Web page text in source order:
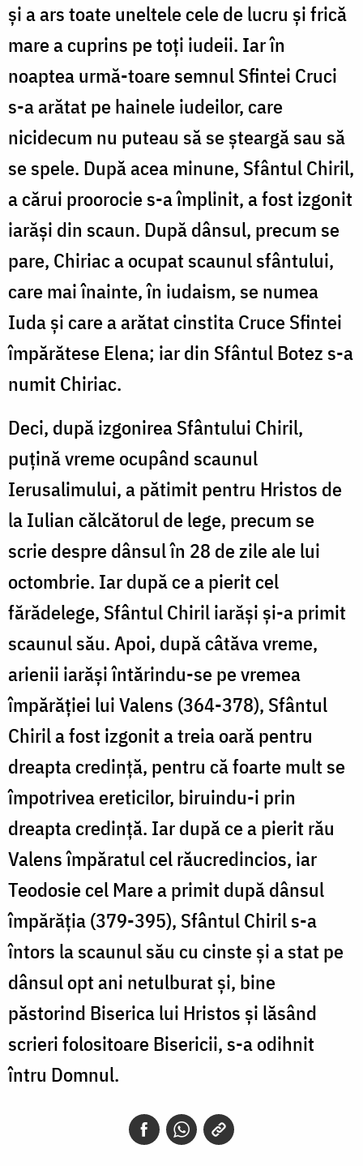
și a ars toate uneltele cele de lucru și frică
mare a cuprins pe toți iudeii. Iar în
noaptea urmă-toare semnul Sfintei Cruci
s-a arătat pe hainele iudeilor, care
nicidecum nu puteau să se șteargă sau să
se spele. După acea minune, Sfântul Chiril,
a cărui proorocie s-a împlinit, a fost izgonit
iarăși din scaun. După dânsul, precum se
pare, Chiriac a ocupat scaunul sfântului,
care mai înainte, în iudaism, se numea
Iuda și care a arătat cinstita Cruce Sfintei
împărătese Elena; iar din Sfântul Botez s-a
numit Chiriac.
Deci, după izgonirea Sfântului Chiril,
puțină vreme ocupând scaunul
Ierusalimului, a pătimit pentru Hristos de
la Iulian călcătorul de lege, precum se
scrie despre dânsul în 28 de zile ale lui
octombrie. Iar după ce a pierit cel
fărădelege, Sfântul Chiril iarăși și-a primit
scaunul său. Apoi, după câtăva vreme,
arienii iarăși întărindu-se pe vremea
împărăției lui Valens (364-378), Sfântul
Chiril a fost izgonit a treia oară pentru
dreapta credință, pentru că foarte mult se
împotrivea ereticilor, biruindu-i prin
dreapta credință. Iar după ce a pierit rău
Valens împăratul cel răucredincios, iar
Teodosie cel Mare a primit după dânsul
împărăția (379-395), Sfântul Chiril s-a
întors la scaunul său cu cinste și a stat pe
dânsul opt ani netulburat și, bine
păstorind Biserica lui Hristos și lăsând
scrieri folositoare Bisericii, s-a odihnit
întru Domnul.